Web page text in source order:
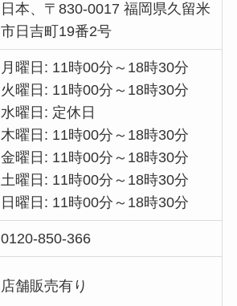
日本、〒830-0017 福岡県久留米
市日吉町19番2号
月曜日: 11時00分～18時30分
火曜日: 11時00分～18時30分
水曜日: 定休日
木曜日: 11時00分～18時30分
金曜日: 11時00分～18時30分
土曜日: 11時00分～18時30分
日曜日: 11時00分～18時30分
0120-850-366
店舗販売有り